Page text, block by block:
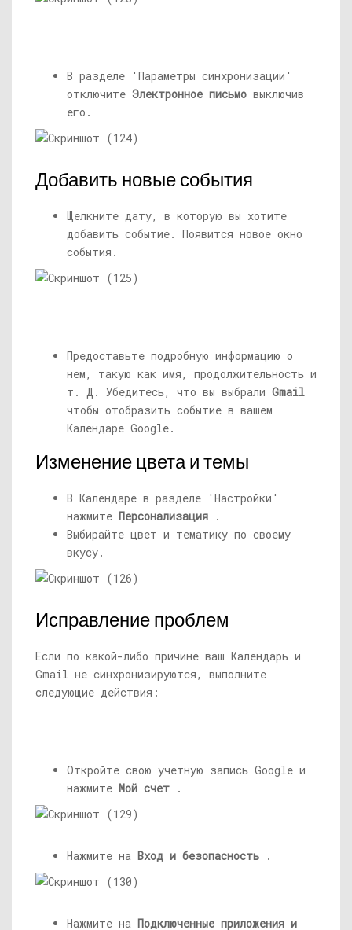
В разделе 'Параметры синхронизации'
отключите Электронное письмо выключив
его.
Добавить новые события
Щелкните дату, в которую вы хотите
добавить событие. Появится новое окно
события.
Предоставьте подробную информацию о
нем, такую ​​как имя, продолжительность и
т. Д. Убедитесь, что вы выбрали Gmail
чтобы отобразить событие в вашем
Календаре Google.
Изменение цвета и темы
В Календаре в разделе 'Настройки'
нажмите Персонализация .
Выбирайте цвет и тематику по своему
вкусу.
Исправление проблем
Если по какой-либо причине ваш Календарь и
Gmail не синхронизируются, выполните
следующие действия:
Откройте свою учетную запись Google и
нажмите Мой счет .
Нажмите на Вход и безопасность .
Нажмите на Подключенные приложения и